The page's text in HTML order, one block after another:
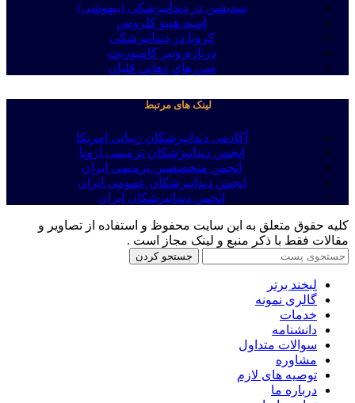
سدیشن در دندانپزشکی (بیهوشی)
اسید هیپو کلروس
کرونا در دندانپزشکی
درباره ونیر کامپوزیت
ضررهای دهانی قلیان
لینک های مرتبط
آکادمی دندانپزشکان زیبایی امریکا
انجمن دندانپزشکان ترمیمی اروپا
انجمن متخصصین ترمیمی ایران
انجمن دندانپزشکان عمومی ایران
انجمن دندانپزشکان ایران
کلیه حقوق متعلق به این سایت محفوظ و استفاده از تصاویر و
مقالات فقط با ذکر منبع و لینک مجاز است .
جستجو کردن
لبخند برتر
گالری نمونه
خدمات
دانشنامه
سوالات متداول
مشاوره
توصیه های لازم
درباره ما